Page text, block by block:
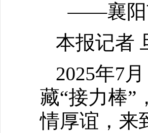
——襄阳
本报记者
2025年7
藏“接力棒”
情厚谊，来